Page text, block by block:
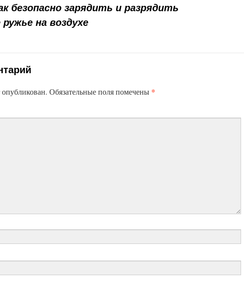
безопасно зарядить и разрядить
на воздухе
Обязательные поля помечены *